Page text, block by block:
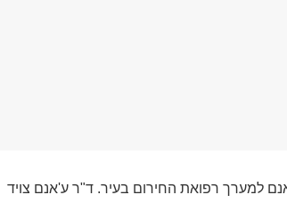
למערך רפואת החירום בעיר. ד"ר ע'אנם צויד